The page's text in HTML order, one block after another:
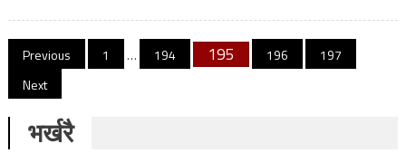
Posts pagination
Previous 1 … 194 195 196
197
Next
भर्खरै